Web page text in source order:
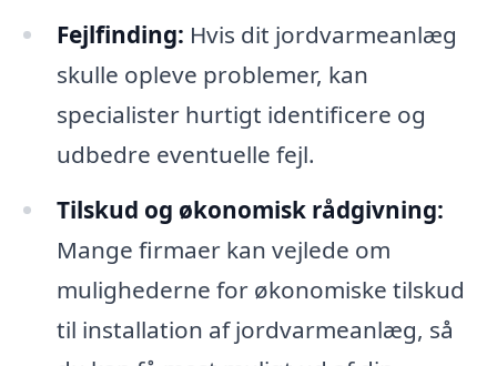
Fejlfinding: Hvis dit jordvarmeanlæg
skulle opleve problemer, kan
specialister hurtigt identificere og
udbedre eventuelle fejl.
Tilskud og økonomisk rådgivning:
Mange firmaer kan vejlede om
mulighederne for økonomiske tilskud
til installation af jordvarmeanlæg, så